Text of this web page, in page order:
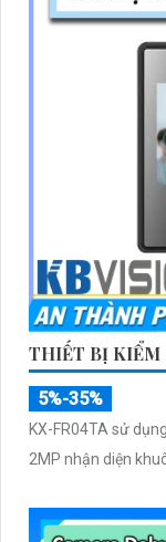
THIẾT BỊ KIỂM
5%-35%
KX-FR04TA sử
2MP nhận diện